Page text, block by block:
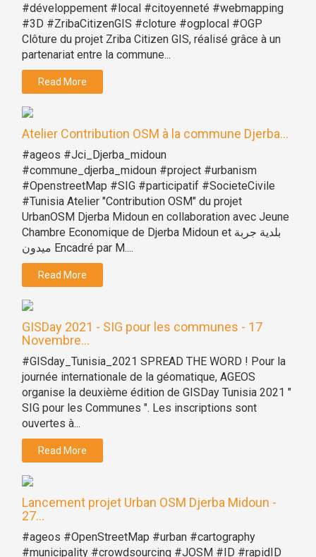
#développement #local #citoyenneté #webmapping
#3D #ZribaCitizenGIS #cloture #ogplocal #OGP
Clôture du projet Zriba Citizen GIS, réalisé grâce à un
partenariat entre la commune...
Read More
Atelier Contribution OSM à la commune Djerba...
#ageos #Jci_Djerba_midoun
#commune_djerba_midoun #project #urbanism
#OpenstreetMap #SIG #participatif #SocieteCivile
#Tunisia Atelier "Contribution OSM" du projet
UrbanOSM Djerba Midoun en collaboration avec Jeune
Chambre Economique de Djerba Midoun et بلدية جربة
ميدون Encadré par M....
Read More
GISDay 2021 - SIG pour les communes - 17
Novembre...
#GISday_Tunisia_2021 SPREAD THE WORD ! Pour la
journée internationale de la géomatique, AGEOS
organise la deuxième édition de GISDay Tunisia 2021 "
SIG pour les Communes ". Les inscriptions sont
ouvertes à...
Read More
Lancement projet Urban OSM Djerba Midoun -
27...
#ageos #OpenStreetMap #urban #cartography
#municipality #crowdsourcing #JOSM #ID #rapidID